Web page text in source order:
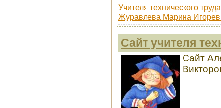
Учителя технического труда
Журавлева Марина
Сайт учителя
Сайт